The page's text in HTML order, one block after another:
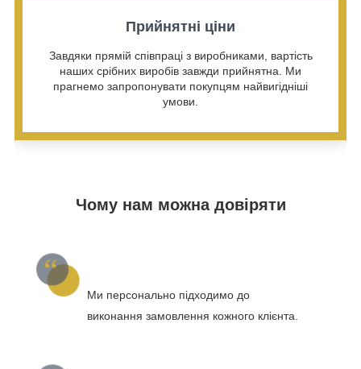
Прийнятні ціни
Завдяки прямій співпраці з виробниками, вартість
наших срібних виробів завжди прийнятна. Ми
прагнемо запропонувати покупцям найвигідніші
умови.
Чому нам можна довіряти
Ми персонально підходимо до
виконання замовлення кожного клієнта.